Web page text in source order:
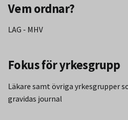
Vem ordnar?
LAG - MHV
Fokus för yrkesgrupp
Läkare samt övriga yrkesgrupper
gravidas journal